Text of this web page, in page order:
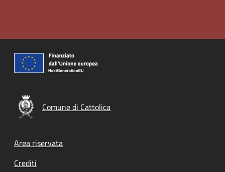
Comune di Cattolica
Footer menu
Area riservata
Crediti